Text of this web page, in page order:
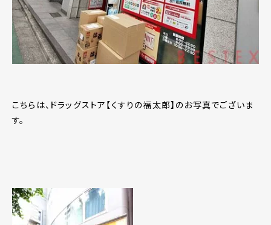
こちらは、ドラッグストア【くすりの福太郎】のお写真でございま
す。